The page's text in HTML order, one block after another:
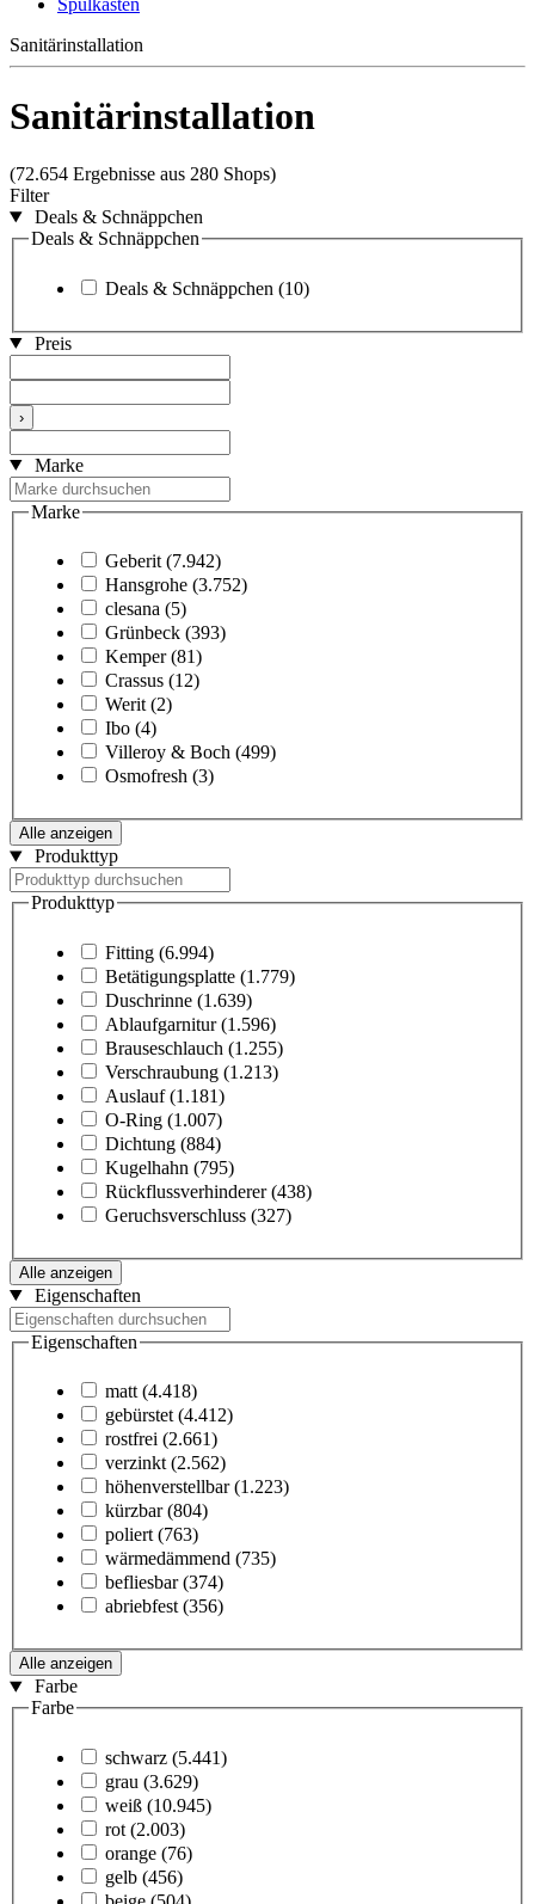
Spülkästen
Sanitärinstallation
Sanitärinstallation
(72.654 Ergebnisse aus 280 Shops)
Filter
Deals & Schnäppchen
Deals & Schnäppchen
Deals & Schnäppchen (10)
Preis
›
Marke
Marke
Geberit (7.942)
Hansgrohe (3.752)
clesana (5)
Grünbeck (393)
Kemper (81)
Crassus (12)
Werit (2)
Ibo (4)
Villeroy & Boch (499)
Osmofresh (3)
Alle anzeigen
Produkttyp
Produkttyp
Fitting (6.994)
Betätigungsplatte (1.779)
Duschrinne (1.639)
Ablaufgarnitur (1.596)
Brauseschlauch (1.255)
Verschraubung (1.213)
Auslauf (1.181)
O-Ring (1.007)
Dichtung (884)
Kugelhahn (795)
Rückflussverhinderer (438)
Geruchsverschluss (327)
Alle anzeigen
Eigenschaften
Eigenschaften
matt (4.418)
gebürstet (4.412)
rostfrei (2.661)
verzinkt (2.562)
höhenverstellbar (1.223)
kürzbar (804)
poliert (763)
wärmedämmend (735)
befliesbar (374)
abriebfest (356)
Alle anzeigen
Farbe
Farbe
schwarz (5.441)
grau (3.629)
weiß (10.945)
rot (2.003)
orange (76)
gelb (456)